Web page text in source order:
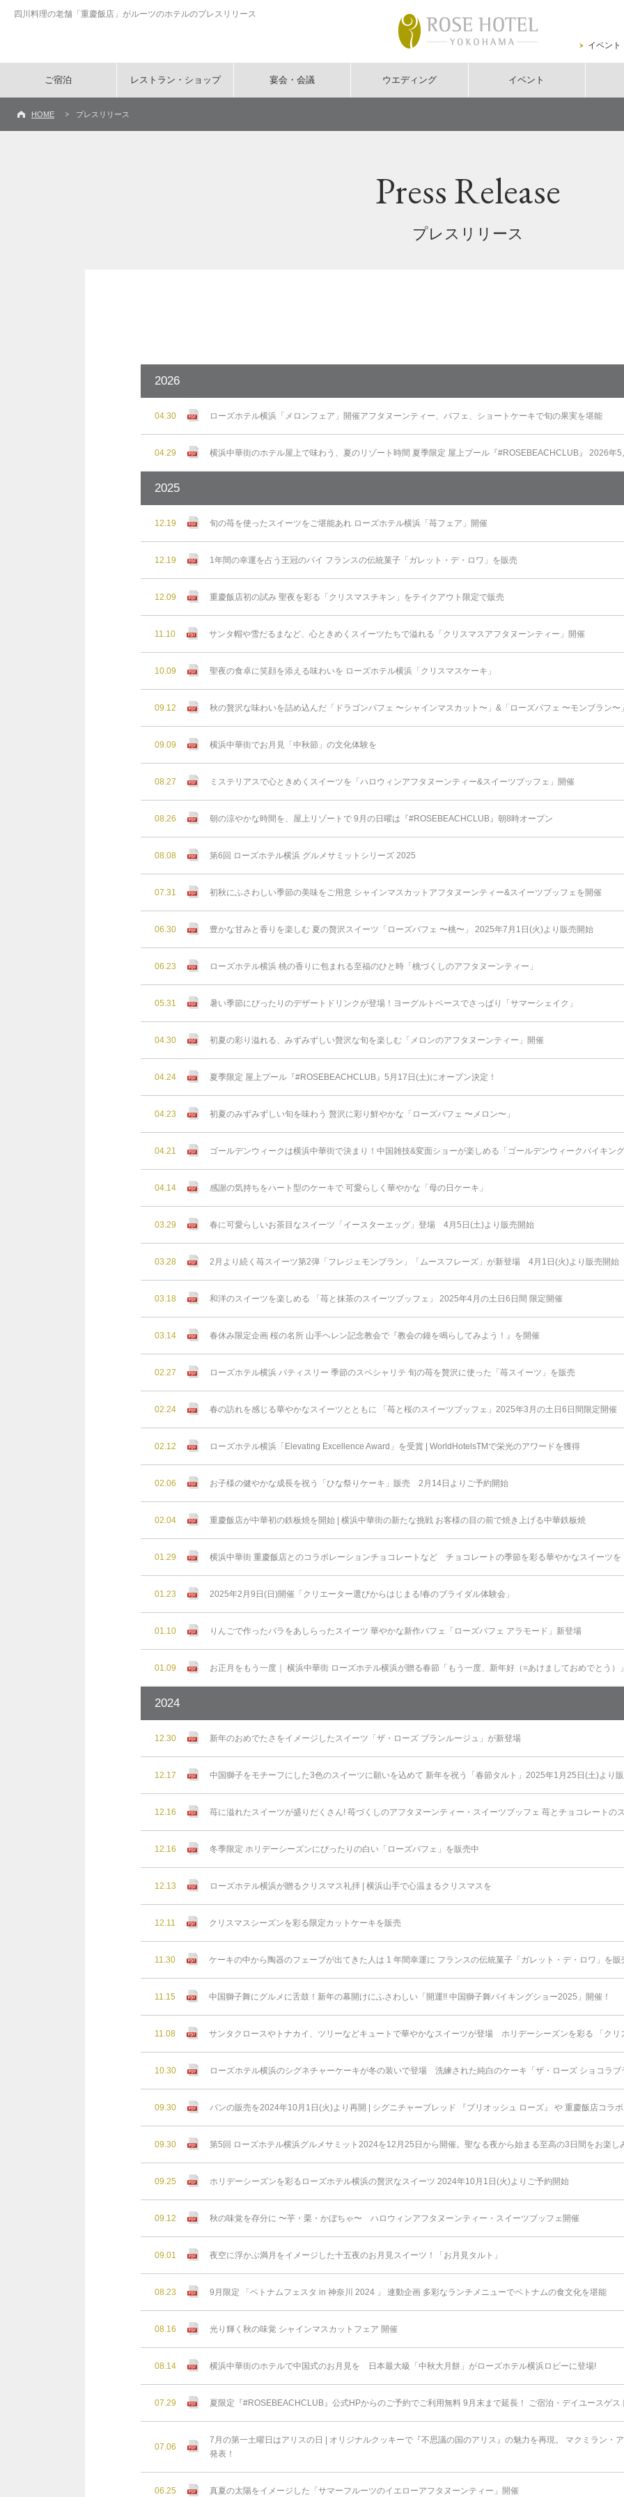
四川料理の老舗「重慶飯店」がルーツのホテルのプレスリリース
イベント
ご宿泊 レストラン・ショップ 宴会・会議 ウエディング イベント
HOME プレスリリース
Press Release
プレスリリース
2026
04.30 ローズホテル横浜「メロンフェア」開催アフタヌーンティー、パフェ、ショートケーキで旬の果実を堪能
04.29 横浜中華街のホテル屋上で味わう、夏のリゾート時間 夏季限定 屋上プール『#ROSEBEACHCLUB』 2026年
2025
12.19 旬の苺を使ったスイーツをご堪能あれ ローズホテル横浜「苺フェア」開催
12.19 1年間の幸運を占う王冠のパイ フランスの伝統菓子「ガレット・デ・ロワ」を販売
12.09 重慶飯店初の試み 聖夜を彩る「クリスマスチキン」をテイクアウト限定で販売
11.10 サンタ帽や雪だるまなど、心ときめくスイーツたちで溢れる「クリスマスアフタヌーンティー」開催
10.09 聖夜の食卓に笑顔を添える味わいを ローズホテル横浜「クリスマスケーキ」
09.12 秋の贅沢な味わいを詰め込んだ「ドラゴンパフェ 〜シャインマスカット〜」&「ローズパフェ 〜モンブラン〜
09.09 横浜中華街でお月見「中秋節」の文化体験を
08.27 ミステリアスで心ときめくスイーツを「ハロウィンアフタヌーンティー&スイーツブッフェ」開催
08.26 朝の涼やかな時間を、屋上リゾートで 9月の日曜は『#ROSEBEACHCLUB』朝8時オープン
08.08 第6回 ローズホテル横浜 グルメサミットシリーズ 2025
07.31 初秋にふさわしい季節の美味をご用意 シャインマスカットアフタヌーンティー&スイーツブッフェを開催
06.30 豊かな⽢みと⾹りを楽しむ 夏の贅沢スイーツ「ローズパフェ 〜桃〜」 2025年7⽉1⽇(⽕)より販売開始
06.23 ローズホテル横浜 桃の香りに包まれる至福のひと時「桃づくしのアフタヌーンティー」
05.31 暑い季節にぴったりのデザートドリンクが登場！ヨーグルトベースでさっぱり「サマーシェイク」
04.30 初夏の彩り溢れる、みずみずしい贅沢な旬を楽しむ「メロンのアフタヌーンティー」開催
04.24 夏季限定 屋上プール『#ROSEBEACHCLUB』5月17日(土)にオープン決定！
04.23 初夏のみずみずしい旬を味わう 贅沢に彩り鮮やかな「ローズパフェ 〜メロン〜」
04.21 ゴールデンウィークは横浜中華街で決まり！中国雑技&変面ショーが楽しめる「ゴールデンウィークバイキン
04.14 感謝の気持ちをハート型のケーキで 可愛らしく華やかな「母の日ケーキ」
03.29 春に可愛らしいお茶目なスイーツ「イースターエッグ」登場 4月5日(土)より販売開始
03.28 2月より続く苺スイーツ第2弾「フレジェモンブラン」「ムースフレーズ」が新登場 4月1日(火)より販売開始
03.18 和洋のスイーツを楽しめる 「苺と抹茶のスイーツブッフェ」 2025年4月の土日6日間 限定開催
03.14 春休み限定企画 桜の名所 山手ヘレン記念教会で『教会の鐘を鳴らしてみよう！』を開催
02.27 ローズホテル横浜 パティスリー 季節のスペシャリテ 旬の苺を贅沢に使った「苺スイーツ」を販売
02.24 春の訪れを感じる華やかなスイーツとともに 「苺と桜のスイーツブッフェ」2025年3月の土日6日間限定開催
02.12 ローズホテル横浜「Elevating Excellence Award」を受賞 | WorldHotelsTMで栄光のアワードを獲得
02.06 お子様の健やかな成⻑を祝う「ひな祭りケーキ」販売 2月14日よりご予約開始
02.04 重慶飯店が中華初の鉄板焼を開始 | 横浜中華街の新たな挑戦 お客様の目の前で焼き上げる中華鉄板焼
01.29 横浜中華街 重慶飯店とのコラボレーションチョコレートなど チョコレートの季節を彩る華やかなスイーツを
01.23 2025年2月9日(日)開催「クリエーター選びからはじまる!春のブライダル体験会」
01.10 りんごで作ったバラをあしらったスイーツ 華やかな新作パフェ「ローズパフェ アラモード」新登場
01.09 お正月をもう一度｜ 横浜中華街 ローズホテル横浜が贈る春節「もう一度、新年好（=あけましておめでとう）
2024
12.30 新年のおめでたさをイメージしたスイーツ「ザ・ローズ ブランルージュ」が新登場
12.17 中国獅子をモチーフにした3色のスイーツに願いを込めて 新年を祝う「春節タルト」2025年1月25日(土)より
12.16 苺に溢れたスイーツが盛りだくさん! 苺づくしのアフタヌーンティー・スイーツブッフェ 苺とチョコレートの
12.16 冬季限定 ホリデーシーズンにぴったりの白い「ローズパフェ」を販売中
12.13 ローズホテル横浜が贈るクリスマス礼拝 | 横浜山手で心温まるクリスマスを
12.11 クリスマスシーズンを彩る限定カットケーキを販売
11.30 ケーキの中から陶器のフェーブが出てきた人は 1 年間幸運に フランスの伝統菓子「ガレット・デ・ロワ」を販
11.15 中国獅子舞にグルメに舌鼓！新年の幕開けにふさわしい「開運!! 中国獅子舞バイキングショー2025」開催！
11.08 サンタクロースやトナカイ、ツリーなどキュートで華やかなスイーツが登場 ホリデーシーズンを彩る 「クリ
10.30 ローズホテル横浜のシグネチャーケーキが冬の装いで登場 洗練された純白のケーキ「ザ・ローズ ショコラブ
09.30 パンの販売を2024年10月1日(火)より再開 | シグニチャーブレッド 『ブリオッシュ ローズ』 や 重慶飯店コラ
09.30 第5回 ローズホテル横浜グルメサミット2024を12月25日から開催。聖なる夜から始まる至高の3日間をお楽し
09.25 ホリデーシーズンを彩るローズホテル横浜の贅沢なスイーツ 2024年10月1日(火)よりご予約開始
09.12 秋の味覚を存分に 〜芋・栗・かぼちゃ〜 ハロウィンアフタヌーンティー・スイーツブッフェ開催
09.01 夜空に浮かぶ満月をイメージした十五夜のお月見スイーツ！「お月見タルト」
08.23 9月限定 「ベトナムフェスタ in 神奈川 2024 」 連動企画 多彩なランチメニューでベトナムの食文化を堪能
08.16 光り輝く秋の味覚 シャインマスカットフェア 開催
08.14 横浜中華街のホテルで中国式のお月見を 日本最大級「中秋大月餅」がローズホテル横浜ロビーに登場!
07.29 夏限定『#ROSEBEACHCLUB』公式HPからのご予約でご利用無料 9月末まで延⻑！ ご宿泊・デイユースゲ
07.06
7月の第一土曜日はアリスの日 | オリジナルクッキーで『不思議の国のアリス』の魅力を再現。 マクミラン・
発表！
06.25 真夏の太陽をイメージした「サマーフルーツのイエローアフタヌーンティー」開催